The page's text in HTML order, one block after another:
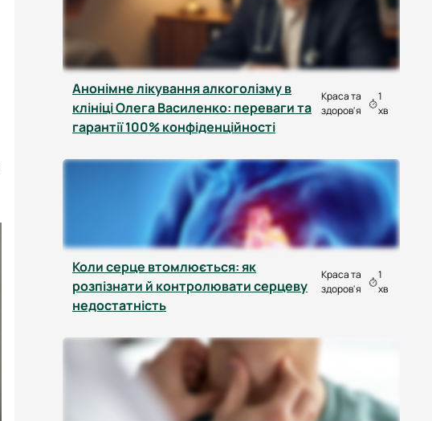
Анонімне лікування алкоголізму в
клініці Олега Василенко: переваги та
гарантії 100% конфіденційності
Краса та
здоров'я
1
хв
Коли серце втомлюється: як
розпізнати й контролювати серцеву
недостатність
Краса та
здоров'я
1
хв